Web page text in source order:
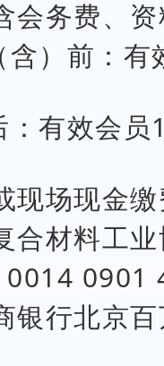
会务费、
含）前： 有
有效会员
现场现金
合材料工
0014 0901
银行北京